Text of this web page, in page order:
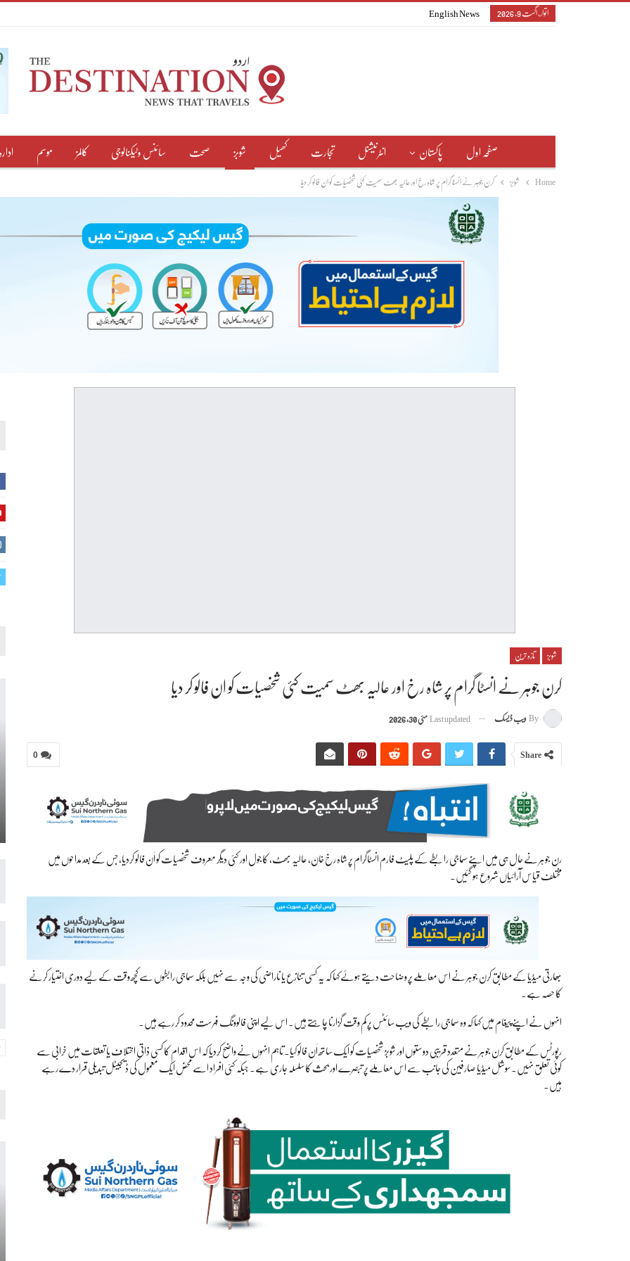
اتوار, اگست 9, 2026 English News
صفحہ اول پاکستان انٹرنیشنل تجارت کھیل شوبز صحت سائنس وٹیکنالوجی کالمز موسم ادارہ
Home شوبز کرن جوہر نے انسٹا گرام پر شاہ رخ اور عالیہ بھٹ سمیت کئی شخصیات کو ان فالو کر دیا
شوبز تازہ ترین
کرن جوہر نے انسٹا گرام پر شاہ رخ اور عالیہ بھٹ سمیت کئی شخصیات کو ان فالو کر دیا
By ویب ڈیسک Last updated مئی 30, 2026
0 Share
رن جوہر نے حال ہی میں اپنے سماجی رابطے کے پلیٹ فارم انسٹاگرام پر شاہ رخ خان، عالیہ بھٹ، کاجول اور کئی دیگر معروف شخصیات کو اَن فالو کردیا، جس کے بعد مداحوں میں
مختلف قیاس آرائیاں شروع ہو گئیں۔
بھارتی میڈیا کے مطابق کرن جوہر نے اس معاملے پر وضاحت دیتے ہوئے کہا کہ یہ کسی تنازع یا ناراضی کی وجہ سے نہیں بلکہ سماجی رابطوں سے کچھ وقت کے لیے دوری اختیار کرنے
کا حصہ ہے۔
انہوں نے اپنے پیغام میں کہا کہ وہ سماجی رابطے کی ویب سائٹس پر کم وقت گزارنا چاہتے ہیں۔ اس لیے اپنی فالوونگ فہرست محدود کر رہے ہیں۔
رپورٹس کے مطابق کرن جوہر نے متعدد قریبی دوستوں اور شوبز شخصیات کو ایک ساتھ اَن فالو کیا۔ تاہم انہوں نے واضح کردیا کہ اس اقدام کا کسی ذاتی اختلاف یا تعلقات میں خرابی سے
کوئی تعلق نہیں۔سوشل میڈیا صارفین کی جانب سے اس معاملے پر تبصرے اور بحث کا سلسلہ جاری ہے۔ جبکہ کئی افراد اسے محض ایک معمول کی ڈیجیٹل تبدیلی قرار دے رہے
ہیں۔